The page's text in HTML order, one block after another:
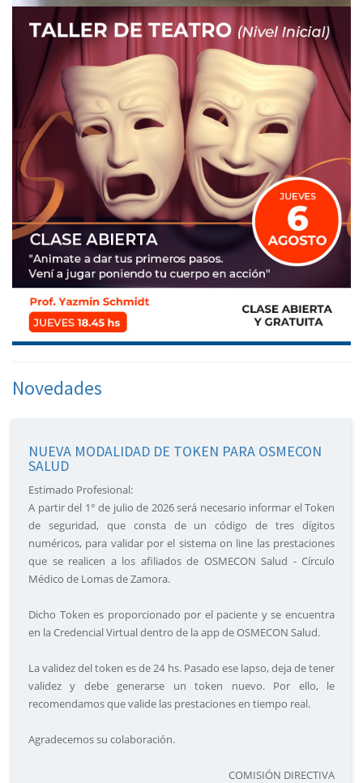
Novedades
NUEVA MODALIDAD DE TOKEN PARA OSMECON
SALUD
Estimado Profesional:
A partir del 1° de julio de 2026 será necesario informar el Token
de seguridad, que consta de un código de tres dígitos
numéricos, para validar por el sistema on line las prestaciones
que se realicen a los afiliados de OSMECON Salud - Círculo
Médico de Lomas de Zamora.
Dicho Token es proporcionado por el paciente y se encuentra
en la Credencial Virtual dentro de la app de OSMECON Salud.
La validez del token es de 24 hs. Pasado ese lapso, deja de tener
validez y debe generarse un token nuevo. Por ello, le
recomendamos que valide las prestaciones en tiempo real.
Agradecemos su colaboración.
COMISIÓN DIRECTIVA